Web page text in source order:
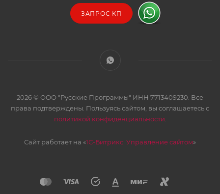
ЗАПРОС КП
2026 © ООО "Русские Программы" ИНН 7713409230. Все
права подтверждены. Пользуясь сайтом, вы соглашаетесь с
политикой конфиденциальности
Сайт работает на «1С-Битрикс: Управление сайтом»